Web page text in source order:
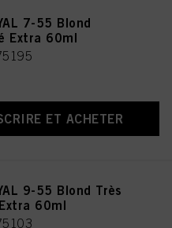
7-55 Blond
Extra 60ml
ET ACHETER
9-55 Blond Très
60ml